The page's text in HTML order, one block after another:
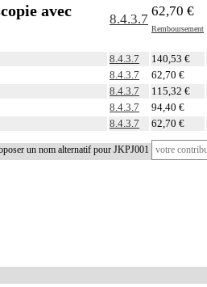
avec
8.4.3.7
62,70 €
Remboursement
8.4.3.7 140,53 €
8.4.3.7 62,70 €
8.4.3.7 115,32 €
8.4.3.7 94,40 €
8.4.3.7 62,70 €
un nom alternatif pour JKPJ001